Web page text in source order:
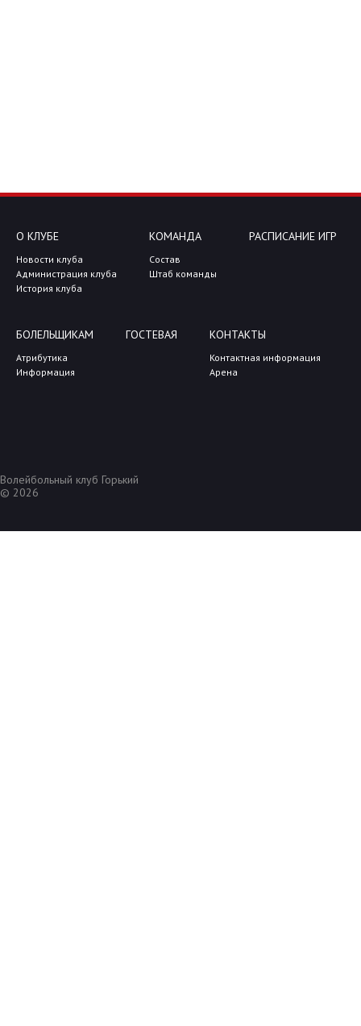
О КЛУБЕ
Новости клуба
Администрация клуба
История клуба
КОМАНДА
Состав
Штаб команды
РАСПИСАНИЕ ИГР
БОЛЕЛЬЩИКАМ
Атрибутика
Информация
ГОСТЕВАЯ КОНТАКТЫ
Контактная информация
Арена
Волейбольный клуб Горький
© 2026